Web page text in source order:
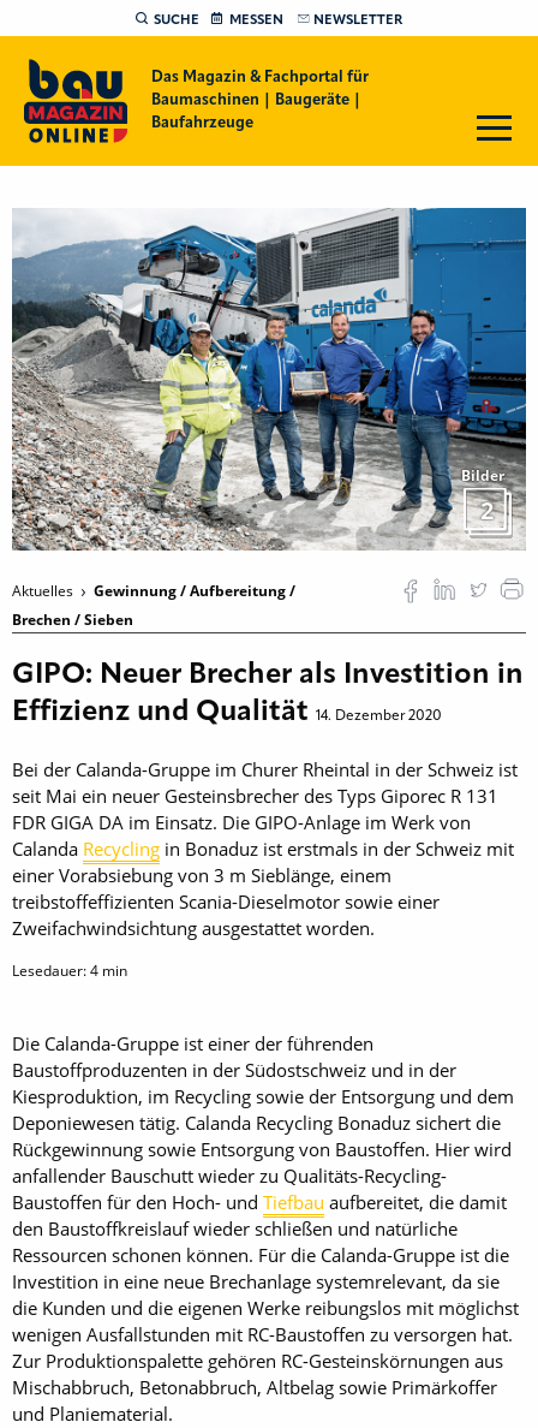
SUCHE MESSEN NEWSLETTER
Das Magazin & Fachportal für
Baumaschinen | Baugeräte |
Baufahrzeuge
Bilder
2
Aktuelles
Gewinnung / Aufbereitung /
Brechen / Sieben
GIPO: Neuer Brecher als Investition in
Effizienz und Qualität 14. Dezember 2020
Bei der Calanda-Gruppe im Churer Rheintal in der Schweiz ist
seit Mai ein neuer Gesteinsbrecher des Typs Giporec R 131
FDR GIGA DA im Einsatz. Die GIPO-Anlage im Werk von
Calanda Recycling in Bonaduz ist erstmals in der Schweiz mit
einer Vorabsiebung von 3 m Sieblänge, einem
treibstoffeffizienten Scania-Dieselmotor sowie einer
Zweifachwindsichtung ausgestattet worden.
Lesedauer:4 min
Die Calanda-Gruppe ist einer der führenden
Baustoffproduzenten in der Südostschweiz und in der
Kiesproduktion, im Recycling sowie der Ent­sorgung und dem
Deponiewesen tätig. Calanda Recycling Bonaduz sichert die
Rückgewinnung sowie Entsorgung von Baustoffen. Hier wird
anfallender Bauschutt wieder zu Qualitäts-Recycling-
Baustoffen für den Hoch- und Tiefbau aufbereitet, die damit
den Baustoffkreislauf wieder schließen und natürliche
Ressourcen schonen können. Für die Calanda-Gruppe ist die
Investition in eine neue Brechanlage systemrelevant, da sie
die Kunden und die eigenen Werke reibungslos mit möglichst
wenigen Ausfallstunden mit RC-Baustoffen zu versorgen hat.
Zur Produktionspalette gehören RC-Gesteinskörnungen aus
Mischabbruch, Betonabbruch, Altbelag sowie Primärkoffer
und Planiematerial.